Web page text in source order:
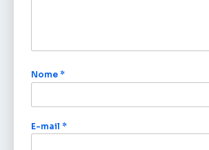
Nome *
E-mail *